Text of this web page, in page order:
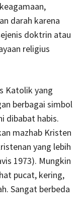
darah karena
doktrin atau
religius
Katolik yang
berbagai simbol
dibabat habis.
mazhab Kristen
yang lebih
1973). Mungkin
pucat, kering,
Sangat berbeda